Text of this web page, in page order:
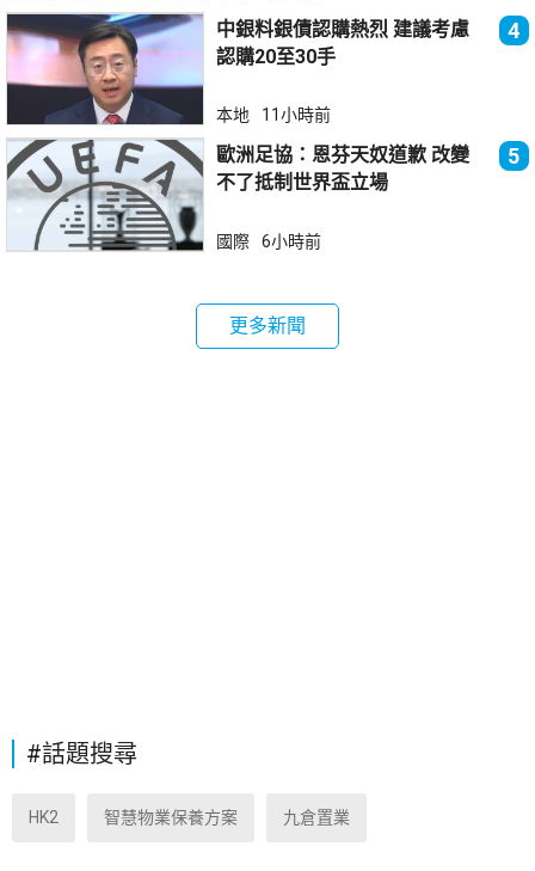
中銀料銀債認購熱烈 建議考慮
認購20至30手
4
本地 11小時前
歐洲足協：恩芬天奴道歉 改變
不了抵制世界盃立場
5
國際 6小時前
更多新聞
#話題搜尋
HK2 智慧物業保養方案 九倉置業